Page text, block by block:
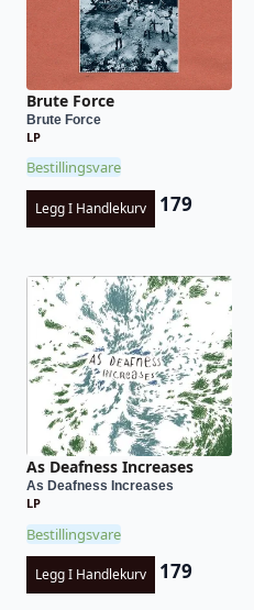
Brute Force
Brute Force
LP
Bestillingsvare
Legg I Handlekurv 179
As Deafness Increases
As Deafness Increases
LP
Bestillingsvare
Legg I Handlekurv 179